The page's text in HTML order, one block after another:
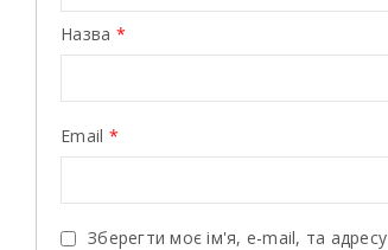
Назва *
Email *
Зберегти моє ім'я, e-mail, та